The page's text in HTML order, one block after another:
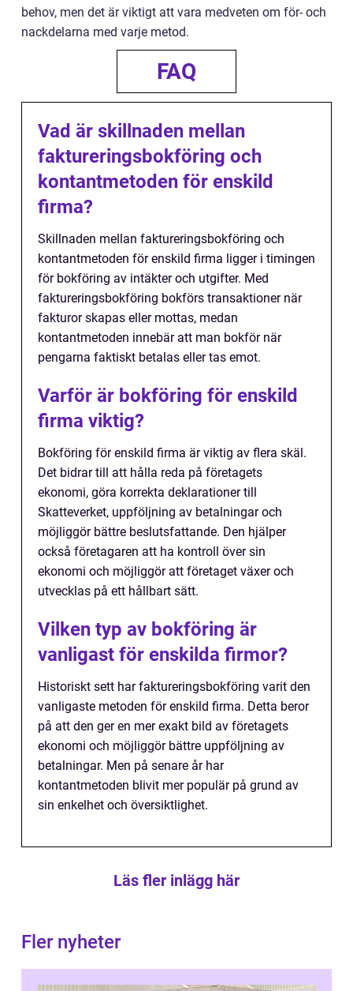
behov, men det är viktigt att vara medveten om för- och
nackdelarna med varje metod.
FAQ
Vad är skillnaden mellan
faktureringsbokföring och
kontantmetoden för enskild
firma?
Skillnaden mellan faktureringsbokföring och
kontantmetoden för enskild firma ligger i timingen
för bokföring av intäkter och utgifter. Med
faktureringsbokföring bokförs transaktioner när
fakturor skapas eller mottas, medan
kontantmetoden innebär att man bokför när
pengarna faktiskt betalas eller tas emot.
Varför är bokföring för enskild
firma viktig?
Bokföring för enskild firma är viktig av flera skäl.
Det bidrar till att hålla reda på företagets
ekonomi, göra korrekta deklarationer till
Skatteverket, uppföljning av betalningar och
möjliggör bättre beslutsfattande. Den hjälper
också företagaren att ha kontroll över sin
ekonomi och möjliggör att företaget växer och
utvecklas på ett hållbart sätt.
Vilken typ av bokföring är
vanligast för enskilda firmor?
Historiskt sett har faktureringsbokföring varit den
vanligaste metoden för enskild firma. Detta beror
på att den ger en mer exakt bild av företagets
ekonomi och möjliggör bättre uppföljning av
betalningar. Men på senare år har
kontantmetoden blivit mer populär på grund av
sin enkelhet och översiktlighet.
Läs fler inlägg här
Fler nyheter